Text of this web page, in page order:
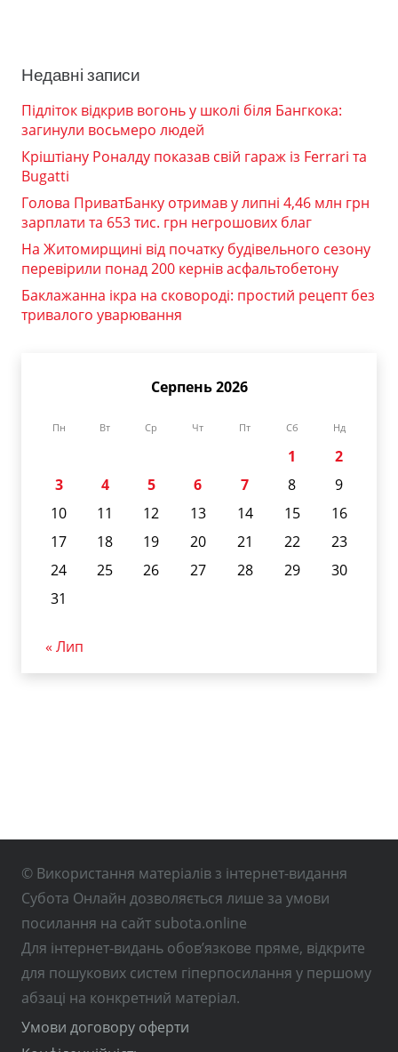
Недавні записи
Підліток відкрив вогонь у школі біля Бангкока:
загинули восьмеро людей
Кріштіану Роналду показав свій гараж із Ferrari та
Bugatti
Голова ПриватБанку отримав у липні 4,46 млн грн
зарплати та 653 тис. грн негрошових благ
На Житомирщині від початку будівельного сезону
перевірили понад 200 кернів асфальтобетону
Баклажанна ікра на сковороді: простий рецепт без
тривалого уварювання
Серпень 2026
Пн Вт Ср Чт Пт Сб Нд
1
2
3
4 5 6 7 8
9
10
11 12 13 14 15
16
17
18 19 20 21 22
23
24
25 26 27 28 29
30
31
« Лип
© Використання матеріалів з інтернет-видання
Субота Онлайн дозволяється лише за умови
посилання на сайт subota.online
Для інтернет-видань обов’язкове пряме, відкрите
для пошукових систем гіперпосилання у першому
абзаці на конкретний матеріал.
Умови договору оферти